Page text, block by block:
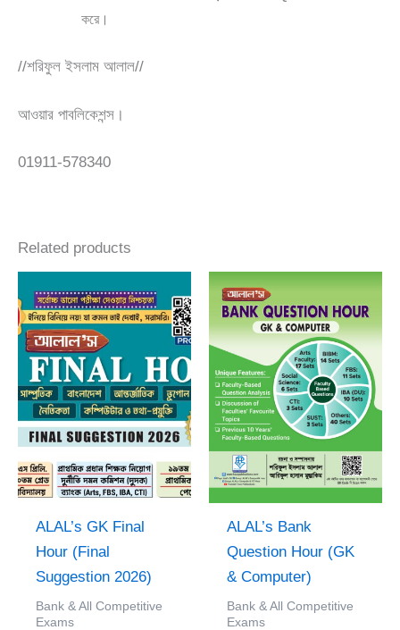
করে।
//শরিফুল ইসলাম আলাল//
আওয়ার পাবলিকেশন্স।
01911-578340
Related products
ALAL’s GK Final
Hour (Final
Suggestion 2026)
Bank & All Competitive
Exams
price
was:
280.00৳.
price
is:
220.00৳.
ALAL’s Bank
Question Hour (GK
& Computer)
Bank & All Competitive
Exams